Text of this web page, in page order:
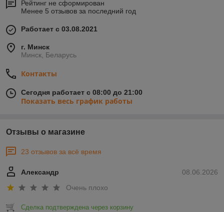
Рейтинг не сформирован
Менее 5 отзывов за последний год
Работает с 03.08.2021
г. Минск
Минск, Беларусь
Контакты
Сегодня работает с 08:00 до 21:00
Показать весь график работы
Отзывы о магазине
23 отзывов за всё время
08.06.2026
Александр
Очень плохо
Сделка подтверждена через корзину